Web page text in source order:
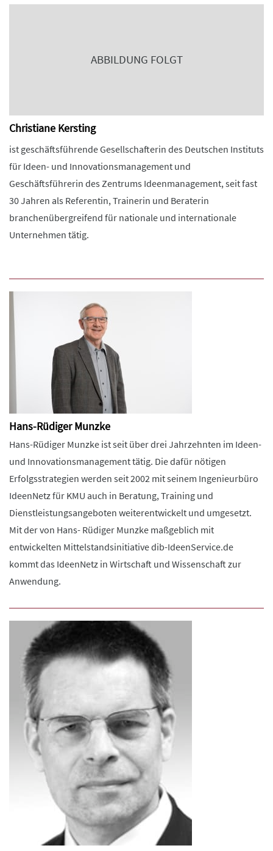
ABBILDUNG FOLGT
Christiane Kersting
ist geschäftsführende Gesellschafterin des Deutschen Instituts
für Ideen- und Innovationsmanagement und
Geschäftsführerin des Zentrums Ideenmanagement, seit fast
30 Jahren als Referentin, Trainerin und Beraterin
branchenübergreifend für nationale und internationale
Unternehmen tätig.
Hans-Rüdiger Munzke
Hans-Rüdiger Munzke ist seit über drei Jahrzehnten im Ideen-
und Innovationsmanagement tätig. Die dafür nötigen
Erfolgsstrategien werden seit 2002 mit seinem Ingenieurbüro
IdeenNetz für KMU auch in Beratung, Training und
Dienstleistungsangeboten weiterentwickelt und umgesetzt.
Mit der von Hans- Rüdiger Munzke maßgeblich mit
entwickelten Mittelstandsinitiative dib-IdeenService.de
kommt das IdeenNetz in Wirtschaft und Wissenschaft zur
Anwendung.